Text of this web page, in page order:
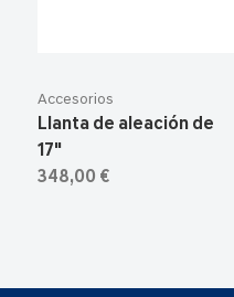
Accesorios
Llanta de aleación de
17"
348,00 €